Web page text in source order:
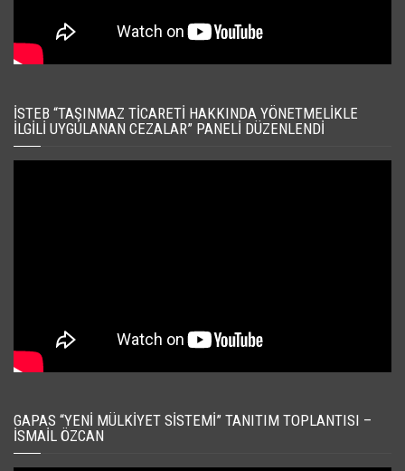
İSTEB “TAŞINMAZ TICARETI HAKKINDA YÖNETMELIKLE
İLGILI UYGULANAN CEZALAR” PANELI DÜZENLENDI
GAPAS “YENI MÜLKIYET SISTEMI” TANITIM TOPLANTISI –
İSMAIL ÖZCAN